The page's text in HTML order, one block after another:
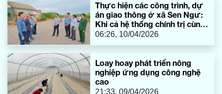
Thực hiện các công trình, dự
án giao thông ở xã Sen Ngư:
Khi cả hệ thống chính trị cùng
vào cuộc
06:26, 10/04/2026
Loay hoay phát triển nông
nghiệp ứng dụng công nghệ
cao
21:33, 09/04/2026